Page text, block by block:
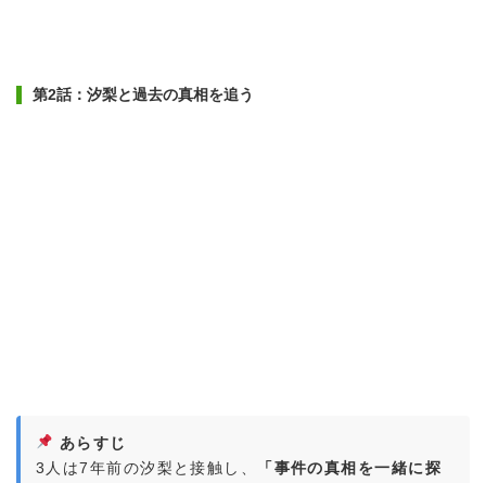
第2話：汐梨と過去の真相を追う
あらすじ
3人は7年前の汐梨と接触し、
「事件の真相を一緒に探